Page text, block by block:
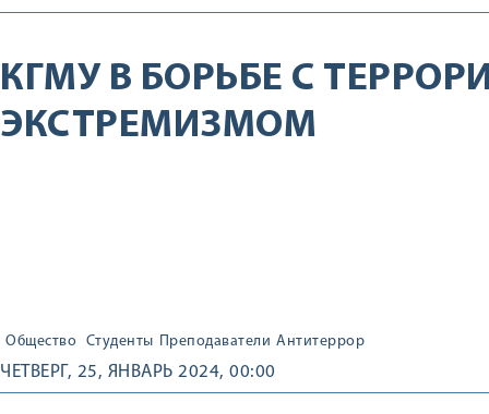
КГМУ В БОРЬБЕ С
ЭКСТРЕМИЗМОМ
Общество Студенты Преподаватели Антитеррор
ЧЕТВЕРГ, 25, ЯНВАРЬ 2024, 00:00